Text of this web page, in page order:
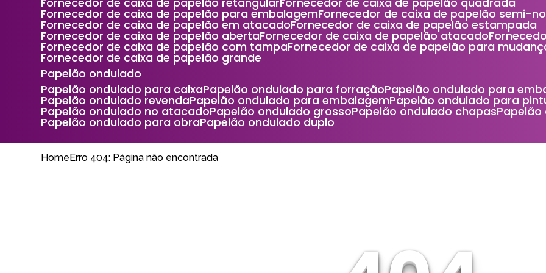
Fornecedor de caixa de papelão para embalagem Fornecedor de caixa de papelão semi-
Fornecedor de caixa de papelão em atacado Fornecedor de caixa de papelão estampada
Fornecedor de caixa de papelão aberta Fornecedor de caixa de papelão atacado
Fornecedor de caixa de papelão com tampa Fornecedor de caixa de papelão para
Fornecedor de caixa de papelão grande
Papelão ondulado
Papelão ondulado para caixa Papelão ondulado para forração Papelão ondulado para
Papelão ondulado revenda Papelão ondulado para embalagem Papelão ondulado para
Papelão ondulado no atacado Papelão ondulado grosso Papelão ondulado chapas
Papelão ondulado para obra Papelão ondulado duplo
HomeErro 404: Página não encontrada